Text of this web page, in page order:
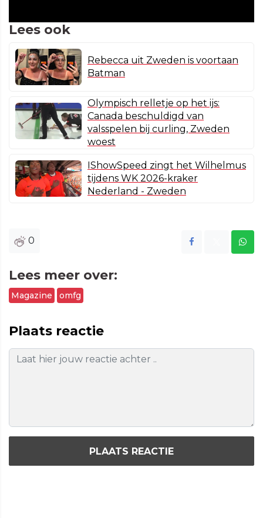
Lees ook
Rebecca uit Zweden is voortaan
Batman
Olympisch relletje op het ijs:
Canada beschuldigd van
valsspelen bij curling, Zweden
woest
IShowSpeed zingt het Wilhelmus
tijdens WK 2026-kraker
Nederland - Zweden
0
Lees meer over:
Magazine omfg
Plaats reactie
PLAATS REACTIE